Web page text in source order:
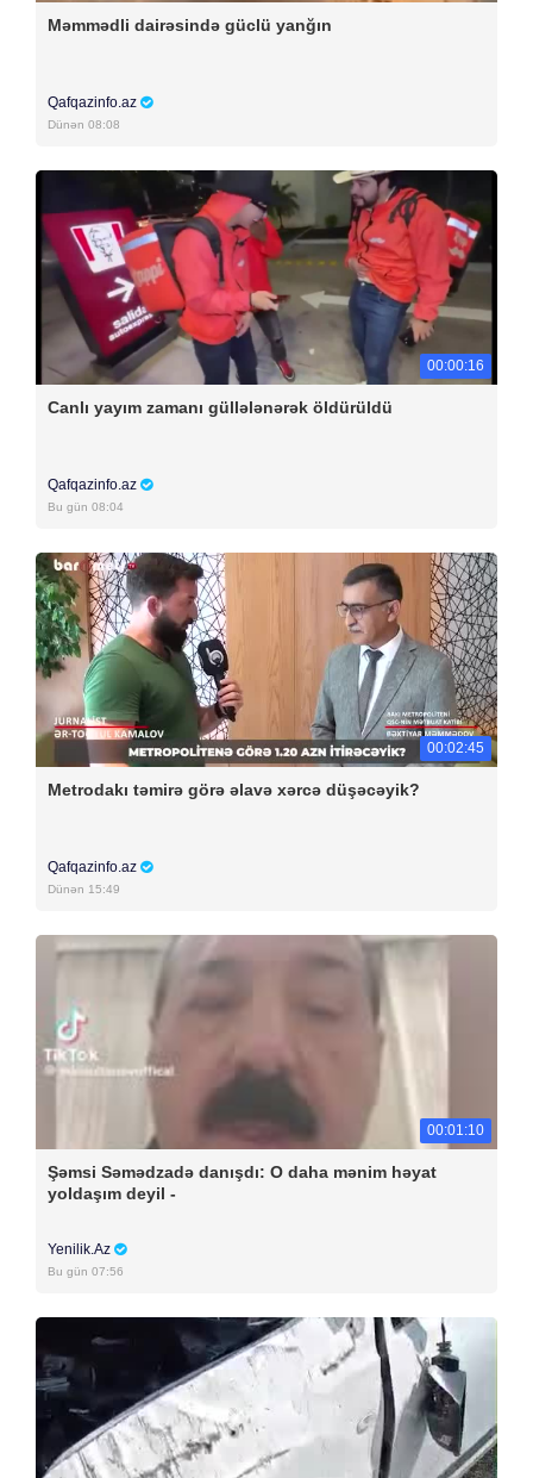
Məmmədli dairəsində güclü yanğın
Qafqazinfo.az
Dünən 08:08
00:00:16
Canlı yayım zamanı güllələnərək öldürüldü
Qafqazinfo.az
Bu gün 08:04
00:02:45
Metrodakı təmirə görə əlavə xərcə düşəcəyik?
Qafqazinfo.az
Dünən 15:49
00:01:10
Şəmsi Səmədzadə danışdı: O daha mənim həyat
yoldaşım deyil -
Yenilik.Az
Bu gün 07:56